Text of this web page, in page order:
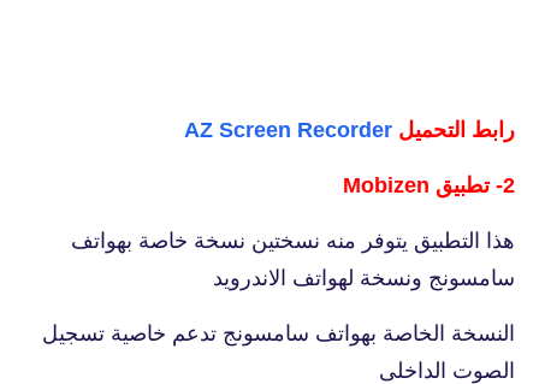
رابط التحميل AZ Screen Recorder
2- تطبيق Mobizen
هذا التطبيق يتوفر منه نسختين نسخة خاصة بهواتف
سامسونج ونسخة لهواتف الاندرويد
النسخة الخاصة بهواتف سامسونج تدعم خاصية تسجيل
الصوت الداخلى